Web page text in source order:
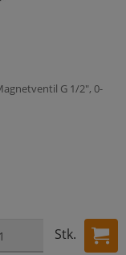
G 1/2", 0-
Stk.